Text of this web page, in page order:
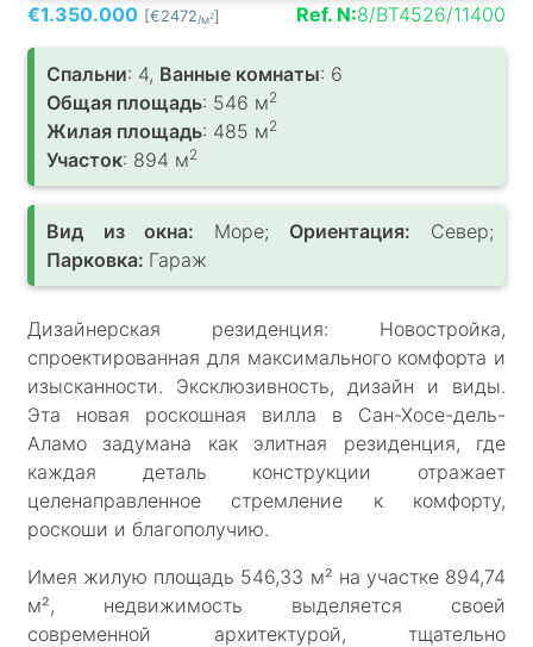
€1.350.000 [€2472/м2] Ref. N:8/BT4526/11400
Спальни: 4, Ванные комнаты: 6
Общая площадь: 546 м2
Жилая площадь: 485 м2
Участок: 894 м2
Вид из окна: Море; Ориентация: Север;
Парковка: Гараж
Дизайнерская резиденция: Новостройка,
спроектированная для максимального комфорта и
изысканности. Эксклюзивность, дизайн и виды.
Эта новая роскошная вилла в Сан-Хосе-дель-
Аламо задумана как элитная резиденция, где
каждая деталь конструкции отражает
целенаправленное стремление к комфорту,
роскоши и благополучию.
Имея жилую площадь 546,33 м² на участке 894,74
м², недвижимость выделяется своей
современной архитектурой, тщательно